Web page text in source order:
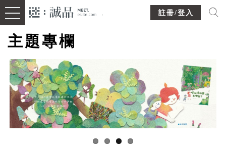
註冊/登入
主題專欄